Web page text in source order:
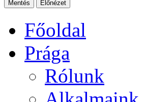
Főoldal
Prága
Rólunk